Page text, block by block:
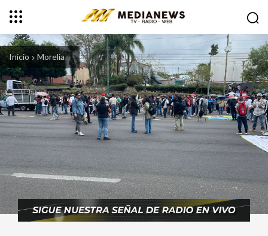
Inicio Morelia